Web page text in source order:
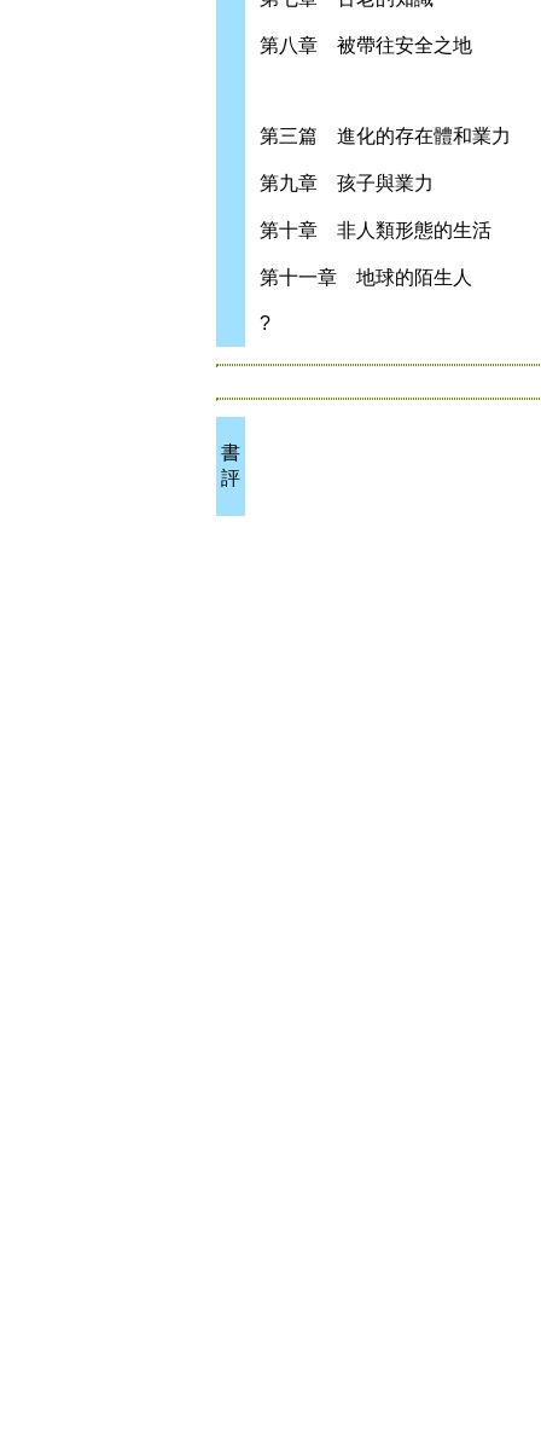
第八章 被帶往安全之地
第三篇 進化的存在體和業力
第九章 孩子與業力
第十章 非人類形態的生活
第十一章 地球的陌生人
?
書
評